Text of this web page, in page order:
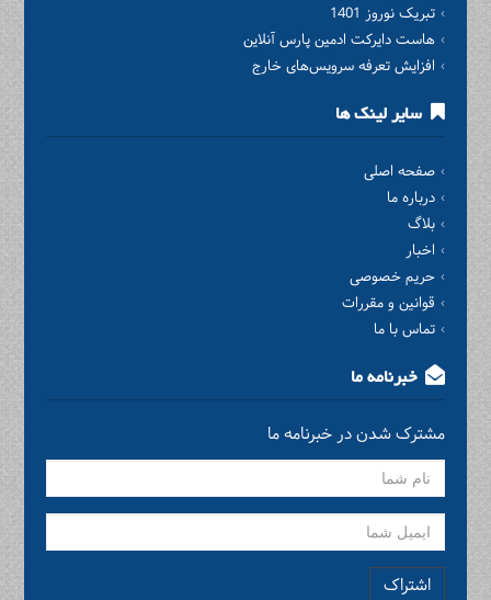
تبریک نوروز 1401
هاست دایرکت ادمین پارس آنلاین
افزایش تعرفه سرویس‌های خارج
سایر لینک ها
صفحه اصلی
درباره ما
بلاگ
اخبار
حریم خصوصی
قوانین و مقررات
تماس با ما
خبرنامه ما
مشترک شدن در خبرنامه ما
اشتراک